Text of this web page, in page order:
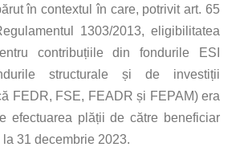
în contextul în care, potrivit art. 65
1303/2013, eligibilitatea
contribuțiile din fondurile ESI
structurale și de investiții
FEDR, FSE, FEADR și FEPAM) era
efectuarea plății de către beneficiar
31 decembrie 2023.